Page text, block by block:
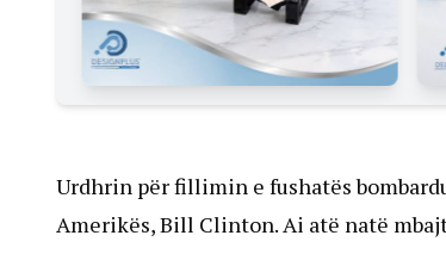
Urdhrin për fillimin e fushatës
Amerikës, Bill Clinton. Ai atë natë